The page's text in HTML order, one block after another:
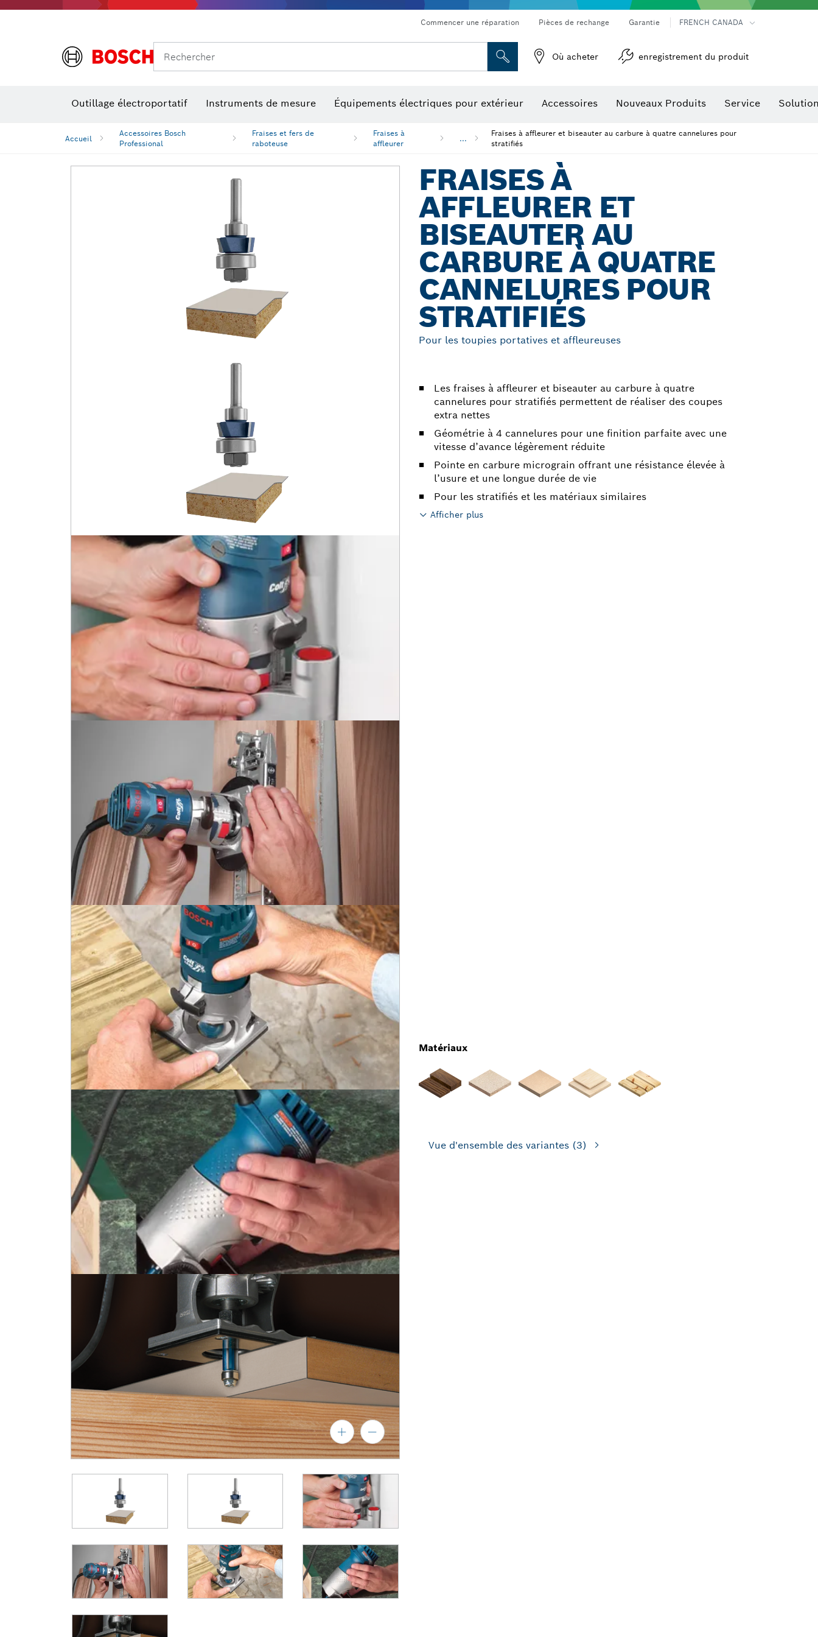
Commencer une réparation Pièces de rechange Garantie FRENCH CANADA
Rechercher Où acheter enregistrement du produit
Outillage électroportatif Instruments de mesure Équipements électriques pour extérieur Accessoires Nouveaux Produits Service
Accueil
Accessoires Bosch
Professional
Fraises et fers de
raboteuse
Fraises à
affleurer
...
Fraises à affleurer et biseauter au carbure à quatre cannelures pour
stratifiés
FRAISES À
AFFLEURER ET
BISEAUTER AU
CARBURE À QUATRE
CANNELURES POUR
STRATIFIÉS
Pour les toupies portatives et affleureuses
Les fraises à affleurer et biseauter au carbure à quatre
cannelures pour stratifiés permettent de réaliser des coupes
extra nettes
Géométrie à 4 cannelures pour une finition parfaite avec une
vitesse d’avance légèrement réduite
Pointe en carbure micrograin offrant une résistance élevée à
l’usure et une longue durée de vie
Pour les stratifiés et les matériaux similaires
Afficher plus
Matériaux
Vue d'ensemble des variantes (3)